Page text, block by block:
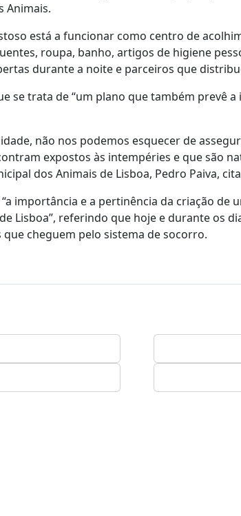
Animais.
está a funcionar como centro de
roupa, banho, artigos de higiene
durante a noite e parceiros que
se trata de “um plano que também prevê a
não nos podemos esquecer de
expostos às intempéries e que são
dos Animais de Lisboa, Pedro Paiva,
importância e a pertinência da criação de
Lisboa”, referindo que hoje e durante os
cheguem pelo sistema de socorro.